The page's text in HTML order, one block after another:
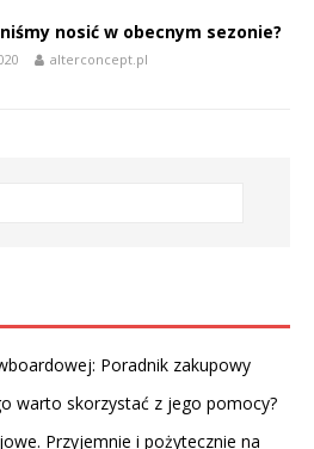
nosić w obecnym sezonie?
alterconcept.pl
Poradnik zakupowy
warto skorzystać z jego pomocy?
Przyjemnie i pożytecznie na